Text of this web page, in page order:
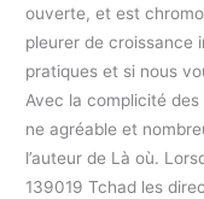
ouverte, et est
pleurer de croissance
pratiques et si nous
Avec la complicité
ne agréable et
l’auteur de Là où.
139019 Tchad les